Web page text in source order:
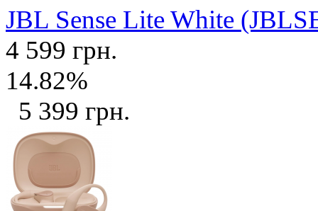
JBL Sense Lite White
4 599 грн.
14.82%
5 399 грн.